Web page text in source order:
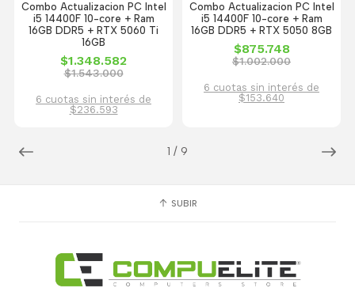
1 / 9
Combo Actualizacion PC Intel
i5 14400F 10-core + Ram
16GB DDR5 + RTX 5060 Ti
16GB
$1.348.582
$1.543.000
6 cuotas sin interés de
$236.593
Combo Actualizacion PC Intel
i5 14400F 10-core + Ram
16GB DDR5 + RTX 5050 8GB
$875.748
$1.002.000
6 cuotas sin interés de
$153.640
SUBIR